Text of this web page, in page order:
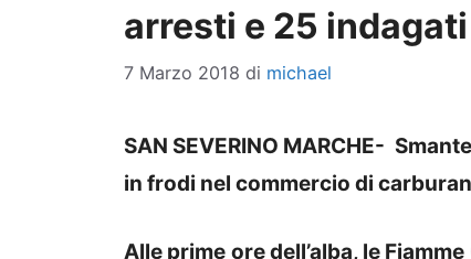
arresti e 25 indagati
7 Marzo 2018 di michael
SAN SEVERINO MARCHE-
in frodi nel commercio di
Alle prime ore dell’alba, le